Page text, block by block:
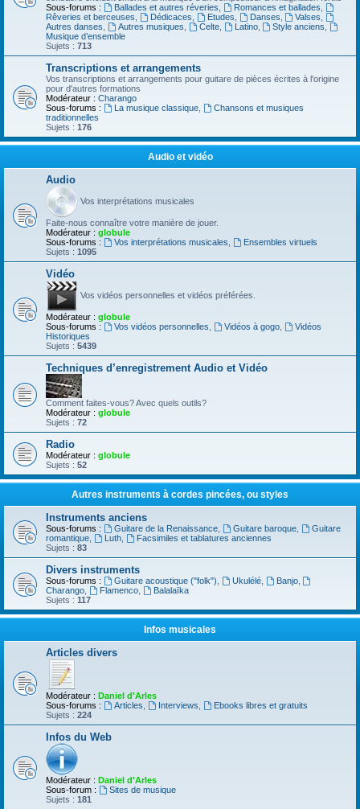
Sous-forums :
Ballades et autres réveries Romances et ballades
Rêveries et berceuses
Dédicaces Etudes Danses Valses
Autres danses
Autres musiques Celte, Latino, Style anciens
Musique d’ensemble
Sujets : 713
Transcriptions et arrangements
Vos transcriptions et arrangements pour guitare de pièces écrites à l'origine
pour d'autres formations
Modérateur : Charango
Sous-forums :
La musique classique,
Chansons et musiques
traditionnelles
Sujets : 176
Audio et vidéo
Audio
Vos interprétations musicales
Faite-nous connaître votre manière de jouer.
Modérateur : globule
Sous-forums :
Vos interprétations musicales
Ensembles virtuels
Sujets : 1095
Vidéo
Vos vidéos personnelles et vidéos préférées.
Modérateur : globule
Sous-forums :
Vos vidéos personnelles Vidéos à gogo,
Vidéos
Historiques
Sujets : 5439
Techniques d’enregistrement Audio et Vidéo
Comment faites-vous? Avec quels outils?
Modérateur : globule
Sujets : 72
Radio
Modérateur : globule
Sujets : 52
Autres instruments à cordes pincées, ou styles
Instruments anciens
Sous-forums : Guitare de la Renaissance, Guitare baroque,
Guitare
romantique
Luth,
Facsimiles et tablatures anciennes
Sujets : 83
Divers instruments
Sous-forums : Guitare acoustique ("folk") Ukulélé, Banjo,
Charango
Flamenco,
Balalaïka
Sujets : 117
Infos musicales
Articles divers
Modérateur : Daniel d'Arles
Sous-forums :
Articles Interviews
Ebooks libres et gratuits
Sujets : 224
Infos du Web
Modérateur : Daniel d'Arles
Sous-forum :
Sites de musique
Sujets : 181